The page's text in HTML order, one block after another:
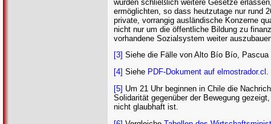
wurden schließlich weitere Gesetze
ermöglichten, so dass heutzutage nur rund
private, vorrangig ausländische Konzerne
nicht nur um die öffentliche Bildung zu
vorhandene Sozialsystem weiter
[3] Siehe die Fälle von Alto Bío Bío,
[4] Siehe PDF-Dokument auf elmostrador.cl .
[5] Um 21 Uhr beginnen in Chile die
Solidarität gegenüber der Bewegung
nicht glaubhaft ist.